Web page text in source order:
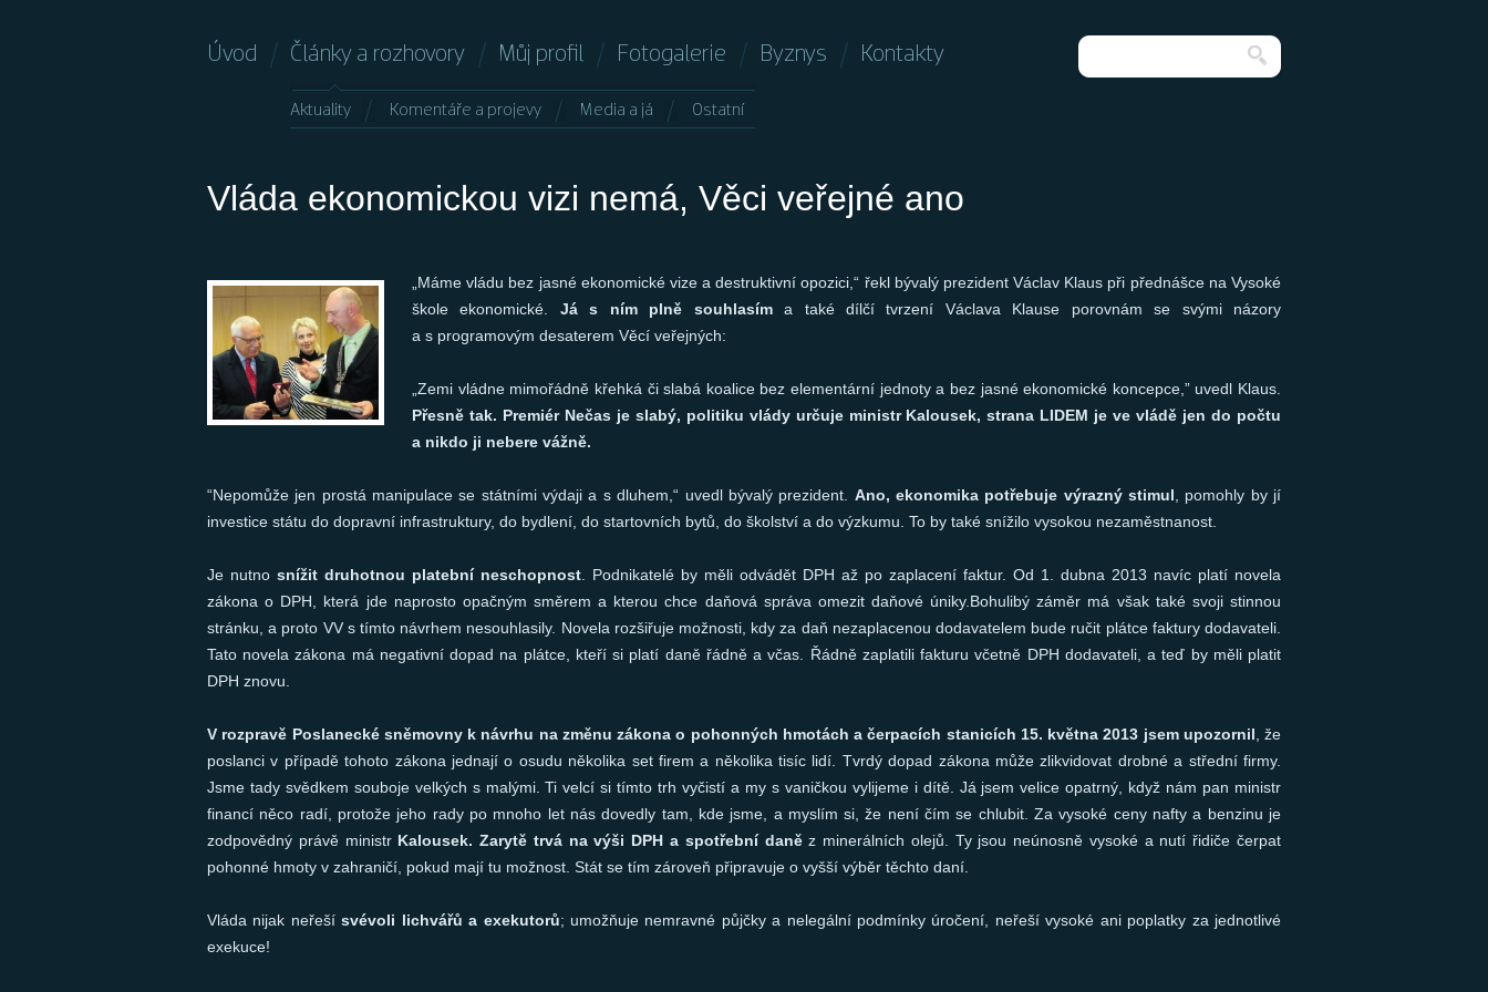
Úvod Články a rozhovory Můj profil Fotogalerie Byznys Kontakty
Aktuality Komentáře a projevy Media a já Ostatní
Vláda ekonomickou vizi nemá, Věci veřejné ano
„Máme vládu bez jasné ekonomické vize a destruktivní opozici,“ řekl bývalý prezident Václav Klaus při přednášce na Vysoké
škole ekonomické. Já s ním plně souhlasíma také dílčí tvrzení Václava Klause porovnám se svými názory
a s programovým desaterem Věcí veřejných:
„Zemi vládne mimořádně křehká či slabá koalice bez elementární jednoty a bez jasné ekonomické koncepce,” uvedl Klaus.
Přesně tak. Premiér Nečas je slabý, politiku vlády určuje ministr Kalousek, strana LIDEM je ve vládě jen do počtu
a nikdo ji nebere vážně.
“Nepomůže jen prostá manipulace se státními výdaji a s dluhem,“ uvedl bývalý prezident. Ano, ekonomika potřebuje výrazný stimul , pomohly by jí
investice státu do dopravní infrastruktury, do bydlení, do startovních bytů, do školství a do výzkumu. To by také snížilo vysokou nezaměstnanost.
Je nutno snížit druhotnou platební neschopnost . Podnikatelé by měli odvádět DPH až po zaplacení faktur. Od 1. dubna 2013 navíc platí novela
zákona o DPH, která jde naprosto opačným směrem a kterou chce daňová správa omezit daňové úniky.Bohulibý záměr má však také svoji stinnou
stránku, a proto VV s tímto návrhem nesouhlasily. Novela rozšiřuje možnosti, kdy za daň nezaplacenou dodavatelem bude ručit plátce faktury dodavateli.
Tato novela zákona má negativní dopad na plátce, kteří si platí daně řádně a včas. Řádně zaplatili fakturu včetně DPH dodavateli, a teď by měli platit
DPH znovu.
V rozpravě Poslanecké sněmovny k návrhu na změnu zákona o pohonných hmotách a čerpacích stanicích 15. května 2013 jsemupozornil , že
poslanci v případě tohoto zákona jednají o osudu několika set firem a několika tisíc lidí. Tvrdý dopad zákona může zlikvidovat drobné a střední firmy.
Jsme tady svědkem souboje velkých s malými. Ti velcí si tímto trh vyčistí a my s vaničkou vylijeme i dítě. Já jsem velice opatrný, když nám pan ministr
financí něco radí, protože jeho rady po mnoho let nás dovedly tam, kde jsme, a myslím si, že není čím se chlubit. Za vysoké ceny nafty a benzinu je
zodpovědný právě ministr Kalousek. Zarytě trvá na výši DPH a spotřební daněz minerálních olejů. Ty jsou neúnosně vysoké a nutí řidiče čerpat
pohonné hmoty v zahraničí, pokud mají tu možnost. Stát se tím zároveň připravuje o vyšší výběr těchto daní.
Vláda nijak neřešísvévoli lichvářů a exekutorů; umožňuje nemravné půjčky a nelegální podmínky úročení, neřeší vysoké ani poplatky za jednotlivé
exekuce!